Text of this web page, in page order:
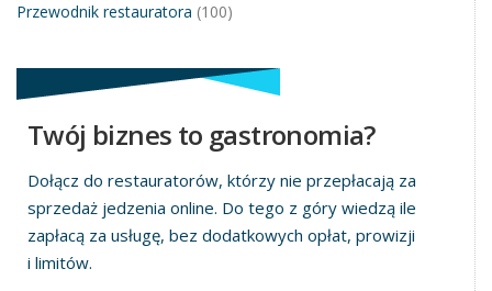
Przewodnik restauratora (100)
Twój biznes to gastronomia?
Dołącz do restauratorów, którzy nie przepłacają za
sprzedaż jedzenia online. Do tego z góry wiedzą ile
zapłacą za usługę, bez dodatkowych opłat, prowizji
i limitów.